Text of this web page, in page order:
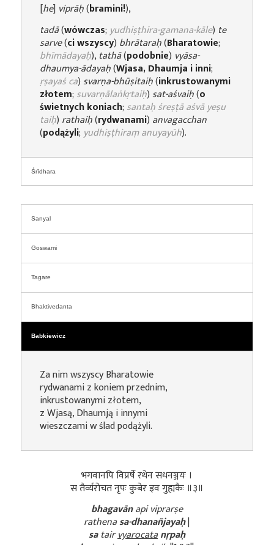
[he]viprāḥ(bramini!),
tadā(wówczas;yudhiṣṭhira-gamana-kāle) te
sarve(ci wszyscy) bhrātaraḥ(Bharatowie;
bhīmādayaḥ), tathā(podobnie) vyāsa-
dhaumya-ādayaḥ(Wjasa, Dhaumja i inni;
ṛṣayaś ca)svarṇa-bhūṣitaiḥ(inkrustowanymi
złotem; suvarṇālaṅkṛtaiḥ)sat-aśvaiḥ(o
świetnych koniach; santaḥ śreṣṭā aśvā yeṣu
taiḥ) rathaiḥ(rydwanami) anvagacchan
(podążyli;yudhiṣṭhiraṃ anuyayūh).
Śrīdhara
Sanyal
Goswami
Tagare
Bhaktivedanta
Babkiewicz
Za nim wszyscy Bharatowie
rydwanami z koniem przednim,
inkrustowanymi złotem,
z Wjasą, Dhaumją i innymi
wieszczami w ślad podążyli.
भगवानपि विप्रर्षे रथेन सधनञ्जयः ।
स तैर्व्यरोचत नृपः कुबेर इव गुह्यकैः ॥३॥
bhagavānapi viprarṣe
rathenasa-dhanañjayaḥ|
satairvyarocatanṛpaḥ